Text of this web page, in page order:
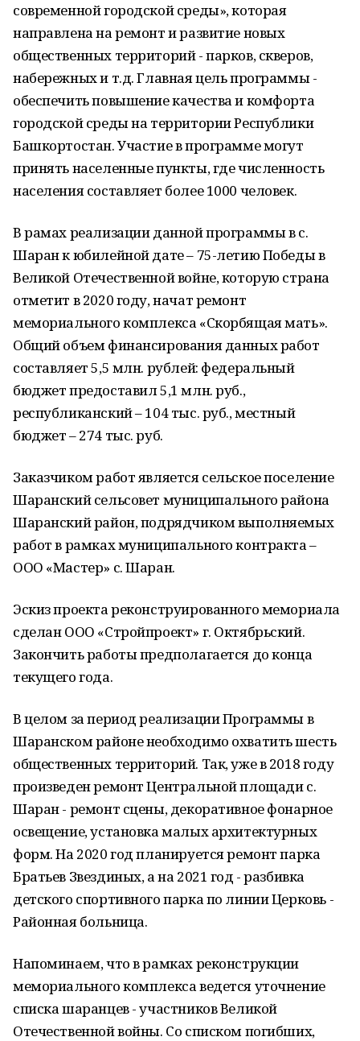
современной городской среды», которая
направлена на ремонт и развитие новых
общественных территорий - парков, скверов,
набережных и т.д. Главная цель программы -
обеспечить повышение качества и комфорта
городской среды на территории Республики
Башкортостан. Участие в программе могут
принять населенные пункты, где численность
населения составляет более 1000 человек.
В рамах реализации данной программы в с.
Шаран к юбилейной дате – 75-летию Победы в
Великой Отечественной войне, которую страна
отметит в 2020 году, начат ремонт
мемориального комплекса «Скорбящая мать».
Общий объем финансирования данных работ
составляет 5,5 млн. рублей: федеральный
бюджет предоставил 5,1 млн. руб.,
республиканский – 104 тыс. руб., местный
бюджет – 274 тыс. руб.
Заказчиком работ является сельское поселение
Шаранский сельсовет муниципального района
Шаранский район, подрядчиком выполняемых
работ в рамках муниципального контракта –
ООО «Мастер» с. Шаран.
Эскиз проекта реконструированного мемориала
сделан ООО «Стройпроект» г. Октябрьский.
Закончить работы предполагается до конца
текущего года.
В целом за период реализации Программы в
Шаранском районе необходимо охватить шесть
общественных территорий. Так, уже в 2018 году
произведен ремонт Центральной площади с.
Шаран - ремонт сцены, декоративное фонарное
освещение, установка малых архитектурных
форм. На 2020 год планируется ремонт парка
Братьев Звездиных, а на 2021 год - разбивка
детского спортивного парка по линии Церковь -
Районная больница.
Напоминаем, что в рамках реконструкции
мемориального комплекса ведется уточнение
списка шаранцев - участников Великой
Отечественной войны. Со списком погибших,